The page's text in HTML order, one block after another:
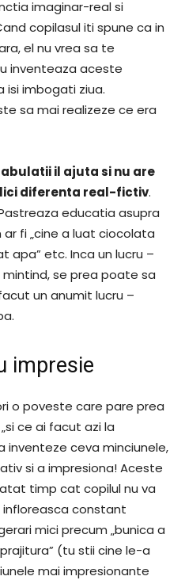
imaginar-real si
copilasul iti spune ca in
el nu vrea sa te
inventeaza aceste
imbogati ziua.
sa mai realizeze ce era
il ajuta si nu are
diferenta real-fictiv.
educatia asupra
fi „cine a luat ciocolata
apa” etc. Inca un lucru –
mintind, se prea poate sa
un anumit lucru –
impresie
o poveste care pare prea
ce ai facut azi la
inventeze ceva minciunele,
si a impresiona! Aceste
timp cat copilul nu va
constant
mici precum „bunica a
(tu stii cine le-a
mai impresionante